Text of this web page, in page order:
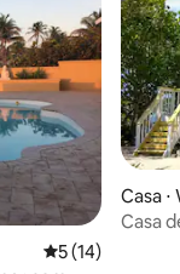
5 de uma
5 (14)
Casa ⋅
Casa